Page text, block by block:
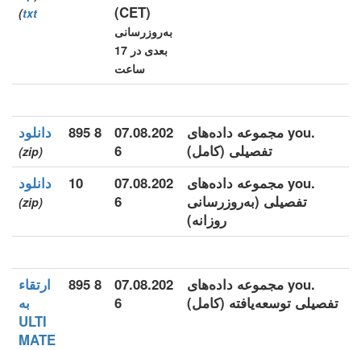
(CET)
به‌روزرسانی
بعدی در 17
ساعت
txt
)
.you مجموعه داده‌های
تفصیلی (کامل)
07.08.202
6
8 895 دانلود
(zip)
.you مجموعه داده‌های
تفصیلی (به‌روزرسانی
روزانه)
07.08.202
6
10 دانلود
(zip)
.you مجموعه داده‌های
تفصیلی توسعه‌یافته (کامل)
07.08.202
6
8 895
ارتقاء
به
ULTI
MATE